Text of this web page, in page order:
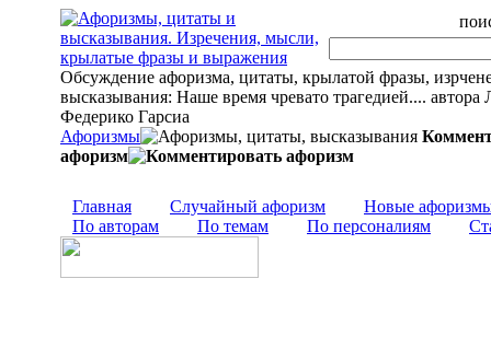
Обсуждение афоризма, цитаты, крылатой фразы,
высказывания: Наше время чревато трагедией.... автора
Федерико Гарсиа
Афоризмы
афоризм
Главная Случайный афоризм
Новые
По авторам
По темам По персоналиям